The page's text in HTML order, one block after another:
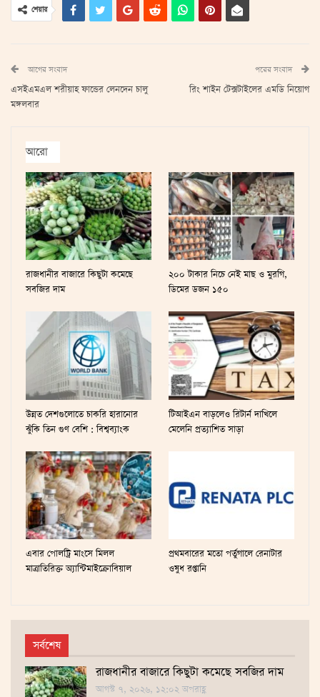
শেয়ার
আগের সংবাদ
এসইএমএল শরীয়াহ ফান্ডের লেনদেন চালু
মঙ্গলবার
পরের সংবাদ
রিং শাইন টেক্সটাইলের এমডি নিয়োগ
আরো
রাজধানীর বাজারে কিছুটা কমেছে
সবজির দাম
২০০ টাকার নিচে নেই মাছ ও মুরগি,
ডিমের ডজন ১৫০
উন্নত দেশগুলোতে চাকরি হারানোর
ঝুঁকি তিন গুণ বেশি : বিশ্বব্যাংক
টিআইএন বাড়লেও রিটার্ন দাখিলে
মেলেনি প্রত্যাশিত সাড়া
এবার পোলট্রি মাংসে মিলল
মাত্রাতিরিক্ত অ্যান্টিমাইক্রোবিয়াল
প্রথমবারের মতো পর্তুগালে রেনাটার
ওষুধ রপ্তানি
সর্বশেষ
রাজধানীর বাজারে কিছুটা কমেছে সবজির দাম
আগস্ট ৭, ২০২৬, ১২:০২ অপরাহ্ণ